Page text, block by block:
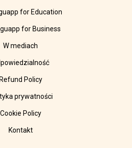
for Education
for Business
W mediach
Refund Policy
prywatności
Cookie Policy
Kontakt